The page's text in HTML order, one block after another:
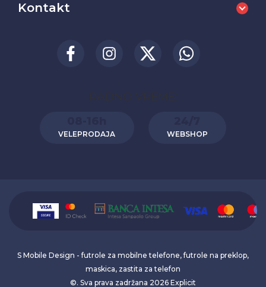
Kontakt
RADNO VREME:
VELEPRODAJA WEBSHOP
S Mobile Design - futrole za mobilne telefone, futrole na preklop,
maskica, zastita za telefon
©. Sva prava zadržana 2026 Explicit